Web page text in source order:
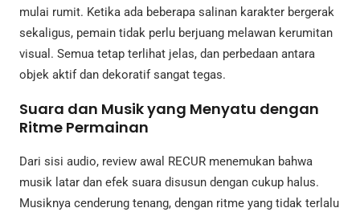
mulai rumit. Ketika ada beberapa salinan karakter bergerak
sekaligus, pemain tidak perlu berjuang melawan kerumitan
visual. Semua tetap terlihat jelas, dan perbedaan antara
objek aktif dan dekoratif sangat tegas.
Suara dan Musik yang Menyatu dengan
Ritme Permainan
Dari sisi audio, review awal RECUR menemukan bahwa
musik latar dan efek suara disusun dengan cukup halus.
Musiknya cenderung tenang, dengan ritme yang tidak terlalu